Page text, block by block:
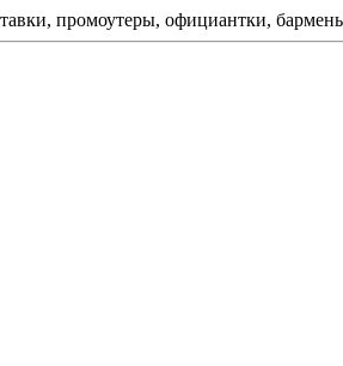
промоутеры, официантки,